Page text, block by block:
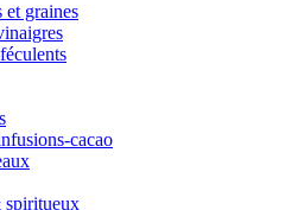
et graines
cacao